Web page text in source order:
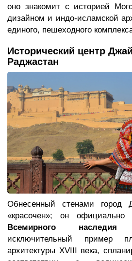
оно знакомит с историей
дизайном и индо-исламской
единого, пешеходного
Исторический центр
Раджастан
Обнесенный стенами город
«красочен»; он официально
Всемирного
исключительный пример
архитектуры XVIII века,